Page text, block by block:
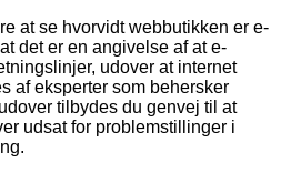
at se hvorvidt webbutikken er e-
det er en angivelse af at e-
udover at internet
af eksperter som behersker
tilbydes du genvej til at
udsat for problemstillinger i